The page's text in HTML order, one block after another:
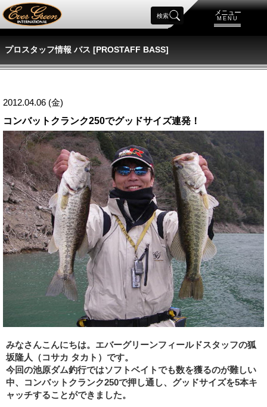
メニュー
MENU
検索
プロスタッフ情報 バス [PROSTAFF BASS]
2012.04.06 (金)
コンバットクランク250でグッドサイズ連発！
みなさんこんにちは。エバーグリーンフィールドスタッフの狐
坂隆人（コサカ タカト）です。
今回の池原ダム釣行ではソフトベイトでも数を獲るのが難しい
中、コンバットクランク250で押し通し、グッドサイズを5本キ
ャッチすることができました。